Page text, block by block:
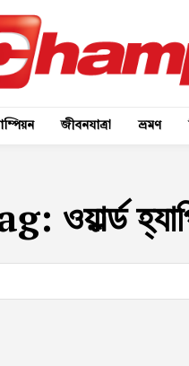
জীবনযাত্রা ভ্রমণ
ওয়ার্ল্ড